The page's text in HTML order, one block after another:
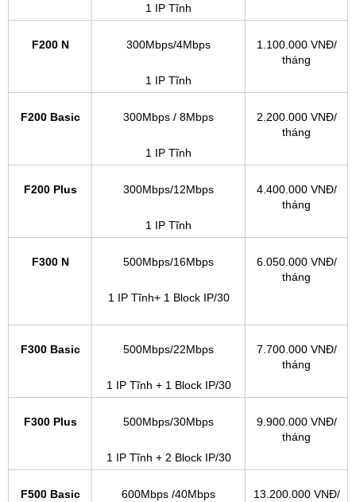
1 IP Tĩnh
F200 N 300Mbps/4Mbps
1 IP Tĩnh
1.100.000 VNĐ/
tháng
F200 Basic 300Mbps / 8Mbps
1 IP Tĩnh
2.200.000 VNĐ/
tháng
F200 Plus 300Mbps/12Mbps
1 IP Tĩnh
4.400.000 VNĐ/
tháng
F300 N 500Mbps/16Mbps
1 IP Tĩnh+ 1 Block IP/30
6.050.000 VNĐ/
tháng
F300 Basic 500Mbps/22Mbps
1 IP Tĩnh + 1 Block IP/30
7.700.000 VNĐ/
tháng
F300 Plus 500Mbps/30Mbps
1 IP Tĩnh + 2 Block IP/30
9.900.000 VNĐ/
tháng
F500 Basic 600Mbps /40Mbps
13.200.000 VNĐ/